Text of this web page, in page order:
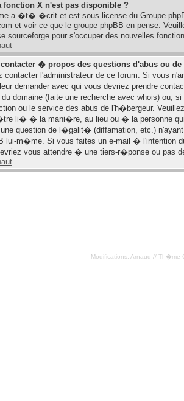
fonction X n'est pas disponible ?
a �t� �crit et est sous license du Groupe
et voir ce que le groupe phpBB en pense.
sourceforge pour s'occuper des nouvelles
� propos des questions d'abus ou
contacter l'administrateur de ce forum. Si vous
demander avec qui vous devriez prendre
domaine (faite une recherche avec whois) ou,
ou le service des abus de l'h�bergeur.
li� � la mani�re, au lieu ou � la personne
question de l�galit� (diffamation, etc.)
lui-m�me. Si vous faites un e-mail � l'intention
vous attendre � une tiers-r�ponse ou pas
Modifications: Arnaud // Th�me